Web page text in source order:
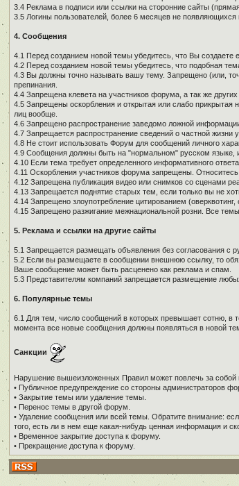
3.4 Реклама в подписи или ссылки на сторонние сайты
3.5 Логины пользователей, более 6 месяцев не
4. Сообщения
4.1 Перед созданием новой темы убедитесь, что Вы создаете
4.2 Перед созданием новой темы убедитесь, что подобная
4.3 Вы должны точно называть вашу тему. Запрещено (или,
препинания.
4.4 Запрещена клевета на участников форума, а так же других
4.5 Запрещены оскорбления и открытая или слабо прикрытая
лиц вообще.
4.6 Запрещено распространение заведомо ложной
4.7 Запрещается распространение сведений о частной
4.8 Не стоит использовать Форум для сообщений личного
4.9 Сообщения должны быть на "нормальном" русском языке,
4.10 Если тема требует определенного информативного
4.11 Оскорбления участников форума запрещены. Относитесь
4.12 Запрещена публикация видео или снимков со сценами
4.13 Запрещается поднятие старых тем, если только вы не
4.14 Запрещено злоупотребление цитированием
4.15 Запрещено разжигание межнациональной розни. Все
5. Реклама и ссылки на другие сайты
5.1 Запрещается размещать объявления без согласования с
5.2 Если вы размещаете в сообщении внешнюю ссылку, то
Ваше сообщение может быть расценено как реклама и спам.
5.3 Представителям компаний запрещается размещение
6. Популярные темы
6.1 Для тем, число сообщений в которых превышает сотню, в
момента все новые сообщения должны появляться в новой
Санкции
Нарушение вышеизложенных Правил может повлечь за
• Публичное предупреждение со стороны администраторов
• Закрытие темы или удаление темы.
• Перенос темы в другой форум.
• Удаление сообщения или всей темы. Обратите внимание:
того, есть ли в нем еще какая-нибудь ценная информация и
• Временное закрытие доступа к форуму.
• Прекращение доступа к форуму.